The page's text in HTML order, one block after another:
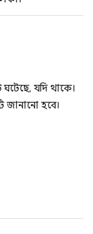
যদি থাকে।
জানানো হবে।